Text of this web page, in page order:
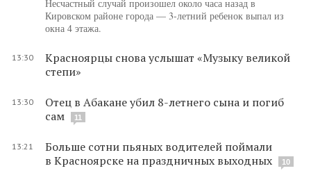
Несчастный случай произошел около часа назад в
Кировском районе города — 3-летний ребенок выпал из
окна 4 этажа.
13:30
Красноярцы снова услышат «Музыку великой
степи»
13:30
Отец в Абакане убил 8-летнего сына и погиб
сам
11
13:21
Больше сотни пьяных водителей поймали
в Красноярске на праздничных выходных
10